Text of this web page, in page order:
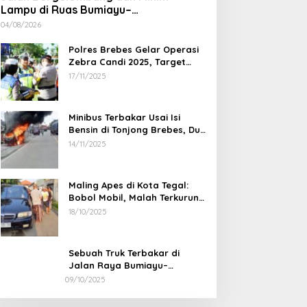
Lampu di Ruas Bumiayu–
Bantarkawung Telan Korban, Innova
04/08/2026
Polres Brebes Gelar Operasi
Zebra Candi 2025, Target
Turunkan Kecelakaan dan
17/11/2025
Minibus Terbakar Usai Isi
Bensin di Tonjong Brebes, Dua
Penumpang Luka Bakar
14/11/2025
Maling Apes di Kota Tegal:
Bobol Mobil, Malah Terkurung
Sendiri di Dalamnya
18/10/2025
Sebuah Truk Terbakar di
Jalan Raya Bumiayu–
Bantarkawung, Diduga Akibat
09/10/2025